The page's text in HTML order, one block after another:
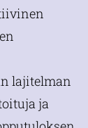
lajitelman
ja